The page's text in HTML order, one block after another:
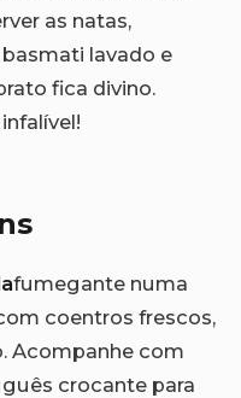
as natas,
lavado e
fica divino.
fumegante numa
coentros frescos,
Acompanhe com
crocante para